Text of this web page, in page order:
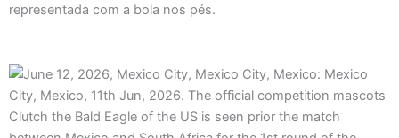
representada com a bola nos pés.